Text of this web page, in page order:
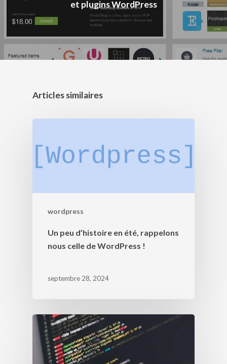
et plugins WordPress
Articles similaires
wordpress
Un peu d’histoire en été, rappelons
nous celle de WordPress !
septembre 28, 2024